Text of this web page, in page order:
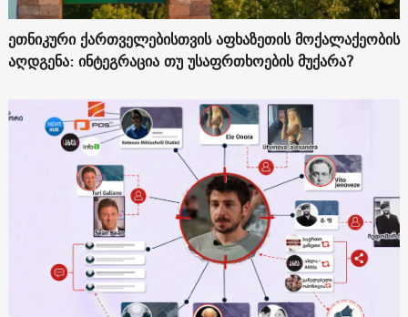
ეთნიკური ქართველებისთვის აფხაზეთის მოქალაქეობის
აღდგენა: ინტეგრაცია თუ უსაფრთხოების მუქარა?